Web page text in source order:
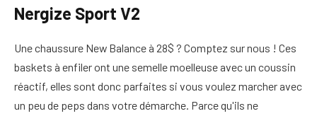
Nergize Sport V2
Une chaussure New Balance à 28$ ? Comptez sur nous ! Ces
baskets à enfiler ont une semelle moelleuse avec un coussin
réactif, elles sont donc parfaites si vous voulez marcher avec
un peu de peps dans votre démarche. Parce qu'ils ne